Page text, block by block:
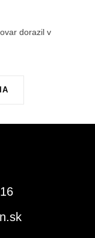
dorazil v